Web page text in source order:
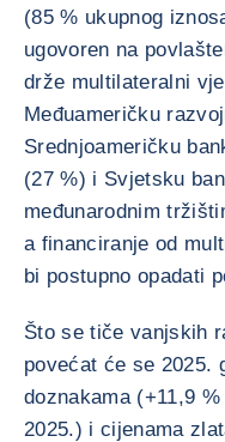
(85 % ukupnog
ugovoren na
drže multilateralni
Međuameričku
Srednjoameričku
(27 %) i Svjetsku
međunarodnim
a financiranje od
bi postupno opadati
Što se tiče vanjskih
povećat će se 2025.
doznakama (+11,9
2025.) i cijenama